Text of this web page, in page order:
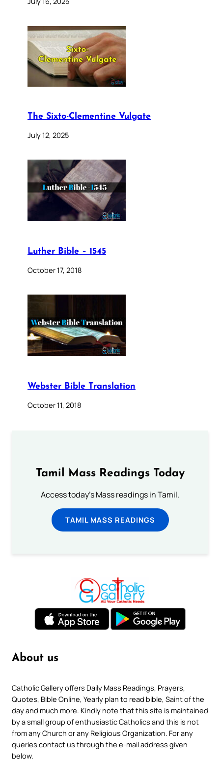
The Sixto-Clementine Vulgate
July 12, 2025
Luther Bible – 1545
October 17, 2018
Webster Bible Translation
October 11, 2018
Tamil Mass Readings Today
Access today's Mass readings in Tamil.
TAMIL MASS READINGS
About us
Catholic Gallery offers Daily Mass Readings, Prayers,
Quotes, Bible Online, Yearly plan to read bible, Saint of the
day and much more. Kindly note that this site is maintained
by a small group of enthusiastic Catholics and this is not
from any Church or any Religious Organization. For any
queries contact us through the e-mail address given
below.